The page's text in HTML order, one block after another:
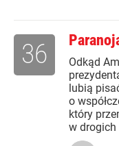
Odkąd
lubią
o
który
w drogich
36